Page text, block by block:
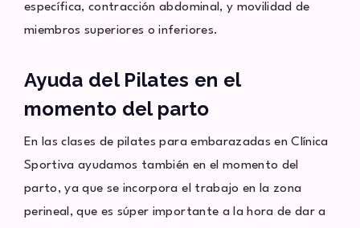
específica, contracción abdominal, y movilidad de
miembros superiores o inferiores.
Ayuda del Pilates en el
momento del parto
En las clases de pilates para embarazadas en Clínica
Sportiva ayudamos también en el momento del
parto, ya que se incorpora el trabajo en la zona
perineal, que es súper importante a la hora de dar a